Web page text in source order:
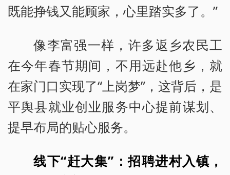
既能挣钱又能顾家，心里踏实多了。”
像李富强一样，许多返乡农民工
在今年春节期间，不用远赴他乡，就
在家门口实现了“上岗梦”，这背后，是
平舆县就业创业服务中心提前谋划、
提早布局的贴心服务。
线下“赶大集”：招聘进村入镇，